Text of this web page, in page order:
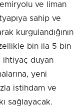
ve liman
sahip ve
kurgulandığının
bin ila 5 bin
ihtiyaç duyan
yeni
istihdam ve
sağlayacak.